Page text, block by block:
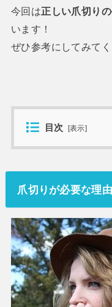
今回は正しい爪切り
います！
ぜひ参考にしてみてく
目次 [表示]
爪切りが必要な理由